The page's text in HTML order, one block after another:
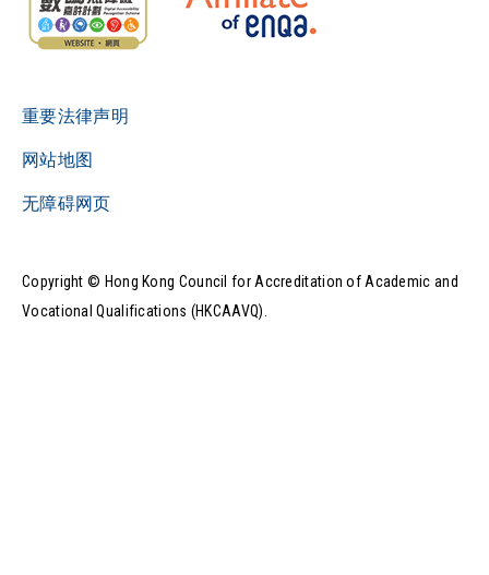
重要法律声明
网站地图
无障碍网页
Copyright © Hong Kong Council for Accreditation of Academic and
Vocational Qualifications (HKCAAVQ).